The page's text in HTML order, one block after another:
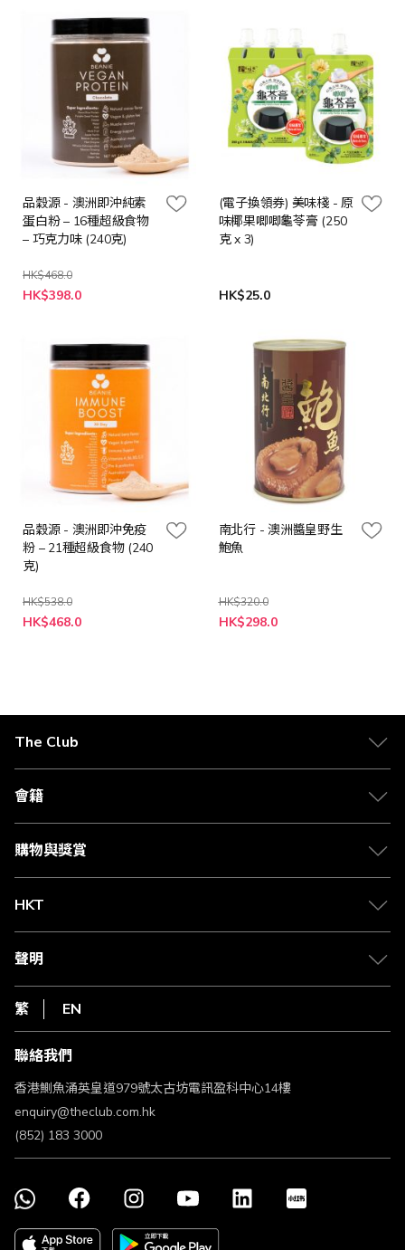
品穀源 - 澳洲即沖純素
蛋白粉 – 16種超級食物
– 巧克力味 (240克)
HK$468.0
特
殊
HK$398.0
(電子換領券) 美味棧 - 原
味椰果唧唧龜苓膏 (250
克 x 3)
HK$25.0
品穀源 - 澳洲即沖免疫
粉 – 21種超級食物 (240
克)
HK$538.0
特
殊
HK$468.0
南北行 - 澳洲醬皇野生
鮑魚
HK$320.0
特
殊
HK$298.0
The Club
關於 The Club
合作夥伴
媒體中心
會籍
會籍及專屬禮遇
賺取積分
購物與獎賞
物流與配送
Club Shopping 商品領取站
常見問題
HKT
csl.
1010
HKT
聲明
私隱聲明
使用條款
條款及細則
不歧視及不騷擾聲明
認可牌照及通告
繁 EN
聯絡我們
香港鰂魚涌英皇道979號太古坊電訊盈科中心14樓
enquiry@theclub.com.hk
(852) 183 3000